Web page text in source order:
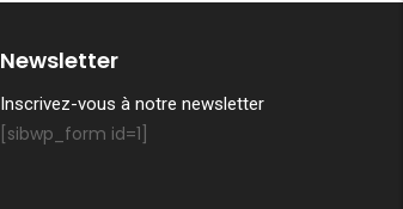
Newsletter
Inscrivez-vous à notre newsletter
[sibwp_form id=1]